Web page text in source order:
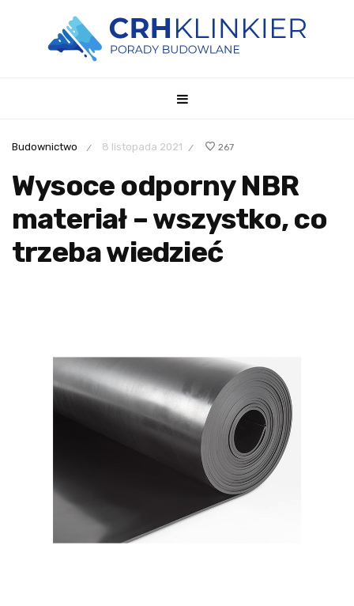
Budownictwo / 8 listopada 2021 / 267
Wysoce odporny NBR
materiał – wszystko, co
trzeba wiedzieć